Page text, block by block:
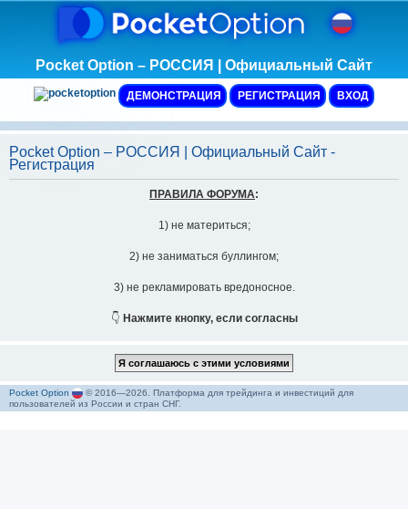
Pocket Option – РОССИЯ | Официальный Сайт
ДЕМОНСТРАЦИЯ РЕГИСТРАЦИЯ ВХОД
Pocket Option – РОССИЯ | Официальный Сайт -
Регистрация
ПРАВИЛА ФОРУМА:
1) не материться;
2) не заниматься буллингом;
3) не рекламировать вредоносное.
👇 Нажмите кнопку, если согласны
Pocket Option
© 2016—2026. Платформа для трейдинга и инвестиций для
пользователей из России и стран СНГ.